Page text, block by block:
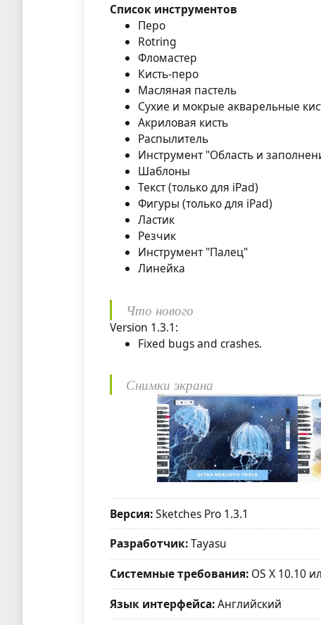
Список инструментов
Перо
Rotring
Фломастер
Кисть-перо
Масляная пастель
Сухие и мокрые акварельные
Акриловая кисть
Распылитель
Инструмент "Область и
Шаблоны
Текст (только для iPad)
Фигуры (только для iPad)
Ластик
Резчик
Инструмент "Палец"
Линейка
Что нового
Version 1.3.1:
Fixed bugs and crashes.
Снимки экрана
Версия:Sketches Pro 1.3.1
Разработчик:Tayasu
Системные требования: OS X 10.10
Язык интерфейса:Английский